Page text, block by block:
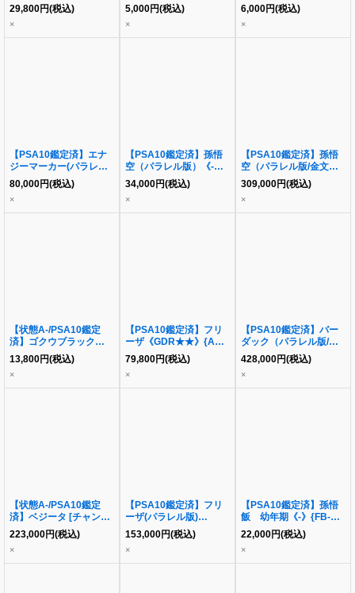
29,800円(税込)
×
(パラレル/Sparking
ZEROロゴ)[R☆]《-》
{FB01-066}
5,000円(税込)
×
レル/Sparking ZEROロ
ゴ)[C☆]《-》{FS02-16}
6,000円(税込)
×
【PSA10鑑定済】エナ
ジーマーカー(パラレル
版/Sparking ZERO)[☆]
《-》{E-04}
80,000円(税込)
×
【PSA10鑑定済】孫悟
空（パラレル版）《-》
{FB01-001}
34,000円(税込)
×
【PSA10鑑定済】孫悟
空（パラレル版/金文
字）《SR☆》{FB03-
064}
309,000円(税込)
×
【状態A-/PSA10鑑定
済】ゴクウブラック（パ
ラレル版）《L☆》
{fb01-035}
13,800円(税込)
×
【PSA10鑑定済】フリ
ーザ《GDR★★》{APT-
028}
79,800円(税込)
×
【PSA10鑑定済】バー
ダック（パラレル版/金
文字）《SR☆》{FS05-
11}
428,000円(税込)
×
【状態A-/PSA10鑑定
済】ベジータ [チャンピ
オンシップ版]《-》
{FB02-133}
223,000円(税込)
×
【PSA10鑑定済】フリ
ーザ(パラレル版)
【SCR☆☆】《-》
{FB05-120}
153,000円(税込)
×
【PSA10鑑定済】孫悟
飯 幼年期《-》{FB-
139}
22,000円(税込)
×